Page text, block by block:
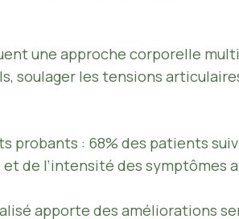
une approche corporelle
soulager les tensions
probants : 68% des patients
de l’intensité des symptômes
apporte des améliorations